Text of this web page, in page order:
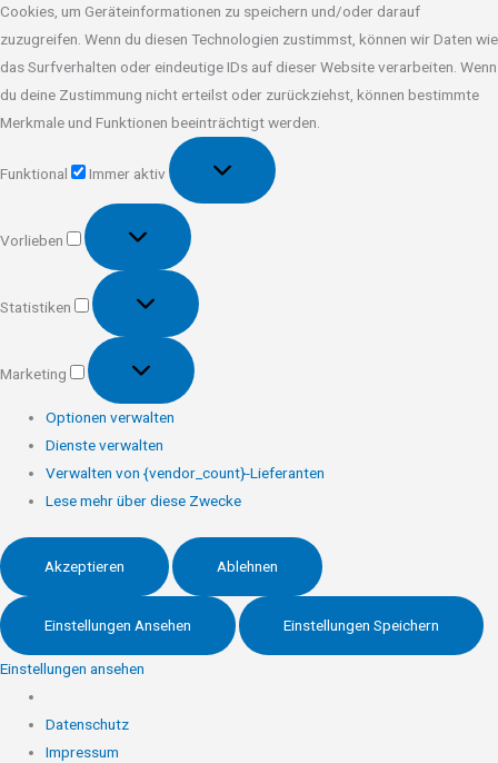
Cookies, um Geräteinformationen zu speichern und/oder darauf
zuzugreifen. Wenn du diesen Technologien zustimmst, können wir Daten wie
das Surfverhalten oder eindeutige IDs auf dieser Website verarbeiten. Wenn
du deine Zustimmung nicht erteilst oder zurückziehst, können bestimmte
Merkmale und Funktionen beeinträchtigt werden.
Funktional
Immer aktiv
Vorlieben
Vorlieben
Statistiken
Statistiken
Marketing
Marketing
Optionen verwalten
Dienste verwalten
Verwalten von {vendor_count}-Lieferanten
Lese mehr über diese Zwecke
Akzeptieren Ablehnen
Einstellungen Ansehen Einstellungen Speichern
Einstellungen ansehen
Datenschutz
Impressum